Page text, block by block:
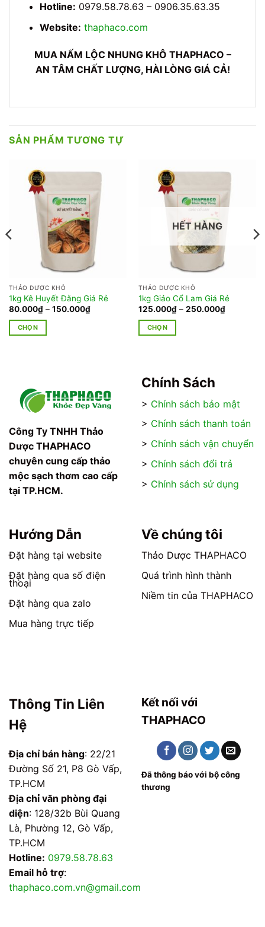
Hotline: 0979.58.78.63 – 0906.35.63.35
Website: thaphaco.com
MUA NẤM LỘC NHUNG KHÔ THAPHACO –
AN TÂM CHẤT LƯỢNG, HÀI LÒNG GIÁ CẢ!
SẢN PHẨM TƯƠNG TỰ
THẢO DƯỢC KHÔ
1kg Kê Huyết Đằng Giá Rẻ
80.000₫ – 150.000₫Khoảng
giá:
CHỌN
nhiều
biến
Các
tùy
chọn
có
thể
được
trang
sản
phẩm
HẾT HÀNG
THẢO DƯỢC KHÔ
1kg Giảo Cổ Lam Giá Rẻ
125.000₫ – 250.000₫Khoảng
giá:
CHỌN
có
nhiều
biến
Các
tùy
có
được
trang
sản
phẩm
Công Ty TNHH Thảo
Dược THAPHACO
chuyên cung cấp thảo
mộc sạch thơm cao cấp
tại TP.HCM.
Chính Sách
> Chính sách bảo mật
> Chính sách thanh toán
> Chính sách vận chuyển
> Chính sách đổi trả
> Chính sách sử dụng
Hướng Dẫn
Đặt hàng tại website
Đặt hàng qua số điện
thoại
Đặt hàng qua zalo
Mua hàng trực tiếp
Về chúng tôi
Thảo Dược THAPHACO
Quá trình hình thành
Niềm tin của THAPHACO
Thông Tin Liên
Hệ
Địa chỉ bán hàng: 22/21
Đường Số 21, P8 Gò Vấp,
TP.HCM
Địa chỉ văn phòng đại
diện: 128/32b Bùi Quang
Là, Phường 12, Gò Vấp,
TP.HCM
Hotline: 0979.58.78.63
Email hỗ trợ:
thaphaco.com.vn@gmail.com
Kết nối với
THAPHACO
Đã thông báo với bộ công
thương